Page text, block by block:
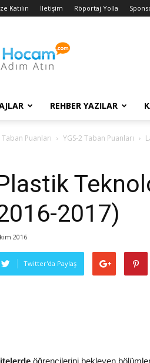
Katılın İletişim Röportaj Yolla
REHBER YAZILAR
Puanları YGS-2 Taban Puanları
2017)
2016
Twitter'da Paylaş
öğrencilerini bekleyen